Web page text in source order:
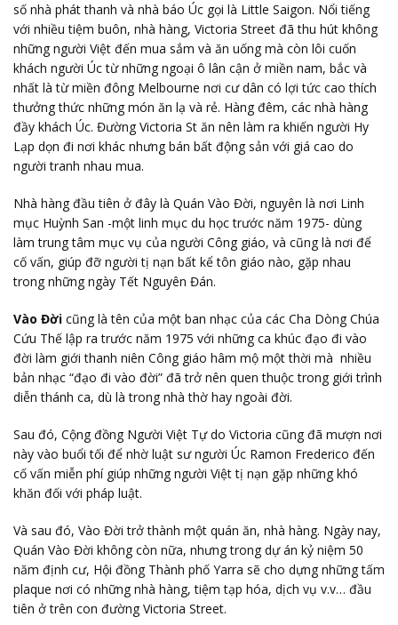
số nhà phát thanh và nhà báo Úc gọi là Little Saigon. Nổi tiếng
với nhiều tiệm buôn, nhà hàng, Victoria Street đã thu hút không
những người Việt đến mua sắm và ăn uống mà còn lôi cuốn
khách người Úc từ những ngoại ô lân cận ở miền nam, bắc và
nhất là từ miền đông Melbourne nơi cư dân có lợi tức cao thích
thưởng thức những món ăn lạ và rẻ. Hàng đêm, các nhà hàng
đầy khách Úc. Đường Victoria St ăn nên làm ra khiến người Hy
Lạp dọn đi nơi khác nhưng bán bất động sản với giá cao do
người tranh nhau mua.
Nhà hàng đầu tiên ở đây là Quán Vào Đời, nguyên là nơi Linh
mục Huỳnh San -một linh mục du học trước năm 1975- dùng
làm trung tâm mục vụ của người Công giáo, và cũng là nơi để
cố vấn, giúp đỡ người tị nạn bất kể tôn giáo nào, gặp nhau
trong những ngày Tết Nguyên Đán.
Vào Đời cũng là tên của một ban nhạc của các Cha Dòng Chúa
Cứu Thế lập ra trước năm 1975 với những ca khúc đạo đi vào
đời làm giới thanh niên Công giáo hâm mộ một thời mà nhiều
bản nhạc “đạo đi vào đời” đã trở nên quen thuộc trong giới trình
diễn thánh ca, dù là trong nhà thờ hay ngoài đời.
Sau đó, Cộng đồng Người Việt Tự do Victoria cũng đã mượn nơi
này vào buổi tối để nhờ luật sư người Úc Ramon Frederico đến
cố vấn miễn phí giúp những người Việt tị nạn gặp những khó
khăn đối với pháp luật.
Và sau đó, Vào Đời trở thành một quán ăn, nhà hàng. Ngày nay,
Quán Vào Đời không còn nữa, nhưng trong dự án kỷ niệm 50
năm định cư, Hội đồng Thành phố Yarra sẽ cho dựng những tấm
plaque nơi có những nhà hàng, tiệm tạp hóa, dịch vụ v.v… đầu
tiên ở trên con đường Victoria Street.